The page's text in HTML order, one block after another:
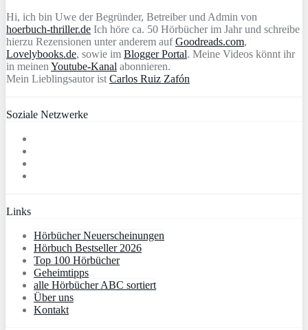
Hi, ich bin Uwe der Begründer, Betreiber und Admin von
hoerbuch-thriller.de Ich höre ca. 50 Hörbücher im Jahr und schreibe
hierzu Rezensionen unter anderem aufGoodreads.com,
Lovelybooks.de, sowie im Blogger Portal. Meine Videos könnt ihr
in meinen Youtube-Kanal abonnieren.
Mein Lieblingsautor ist Carlos Ruiz Zafón
Soziale Netzwerke
Links
Hörbücher Neuerscheinungen
Hörbuch Bestseller 2026
Top 100 Hörbücher
Geheimtipps
alle Hörbücher ABC sortiert
Über uns
Kontakt